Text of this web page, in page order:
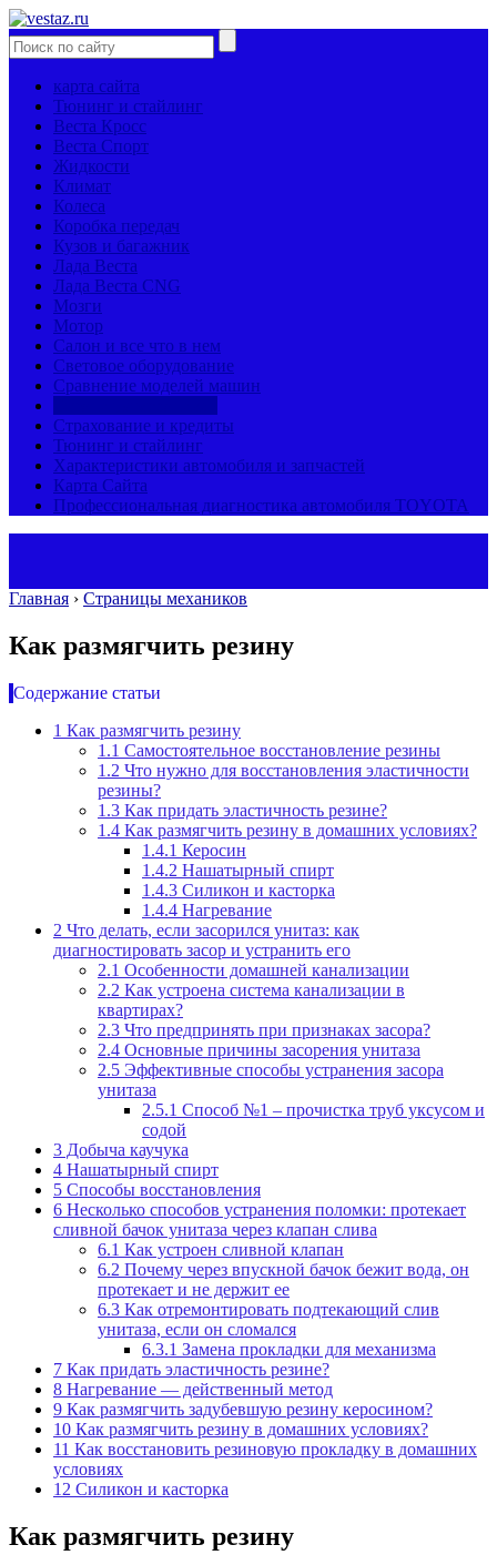
карта сайта
Тюнинг и стайлинг
Веста Кросс
Веста Спорт
Жидкости
Климат
Колеса
Коробка передач
Кузов и багажник
Лада Веста
Лада Веста CNG
Мозги
Мотор
Салон и все что в нем
Световое оборудование
Сравнение моделей машин
Страхование и кредиты
Тюнинг и стайлинг
Характеристики автомобиля и запчастей
Карта Сайта
Профессиональная диагностика автомобиля TOYOTA
Главная › Страницы механиков
Как размягчить резину
Содержание статьи
1 Как размягчить резину
1.1 Самостоятельное восстановление резины
1.2 Что нужно для восстановления эластичности
резины?
1.3 Как придать эластичность резине?
1.4 Как размягчить резину в домашних условиях?
1.4.1 Керосин
1.4.2 Нашатырный спирт
1.4.3 Силикон и касторка
1.4.4 Нагревание
2 Что делать, если засорился унитаз: как
диагностировать засор и устранить его
2.1 Особенности домашней канализации
2.2 Как устроена система канализации в
квартирах?
2.3 Что предпринять при признаках засора?
2.4 Основные причины засорения унитаза
2.5 Эффективные способы устранения засора
унитаза
2.5.1 Способ №1 – прочистка труб уксусом и
содой
3 Добыча каучука
4 Нашатырный спирт
5 Способы восстановления
6 Несколько способов устранения поломки: протекает
сливной бачок унитаза через клапан слива
6.1 Как устроен сливной клапан
6.2 Почему через впускной бачок бежит вода, он
протекает и не держит ее
6.3 Как отремонтировать подтекающий слив
унитаза, если он сломался
6.3.1 Замена прокладки для механизма
7 Как придать эластичность резине?
8 Нагревание — действенный метод
9 Как размягчить задубевшую резину керосином?
10 Как размягчить резину в домашних условиях?
11 Как восстановить резиновую прокладку в домашних
условиях
12 Силикон и касторка
Как размягчить резину